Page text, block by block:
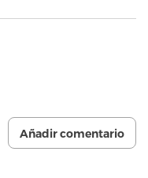
Añadir comentario